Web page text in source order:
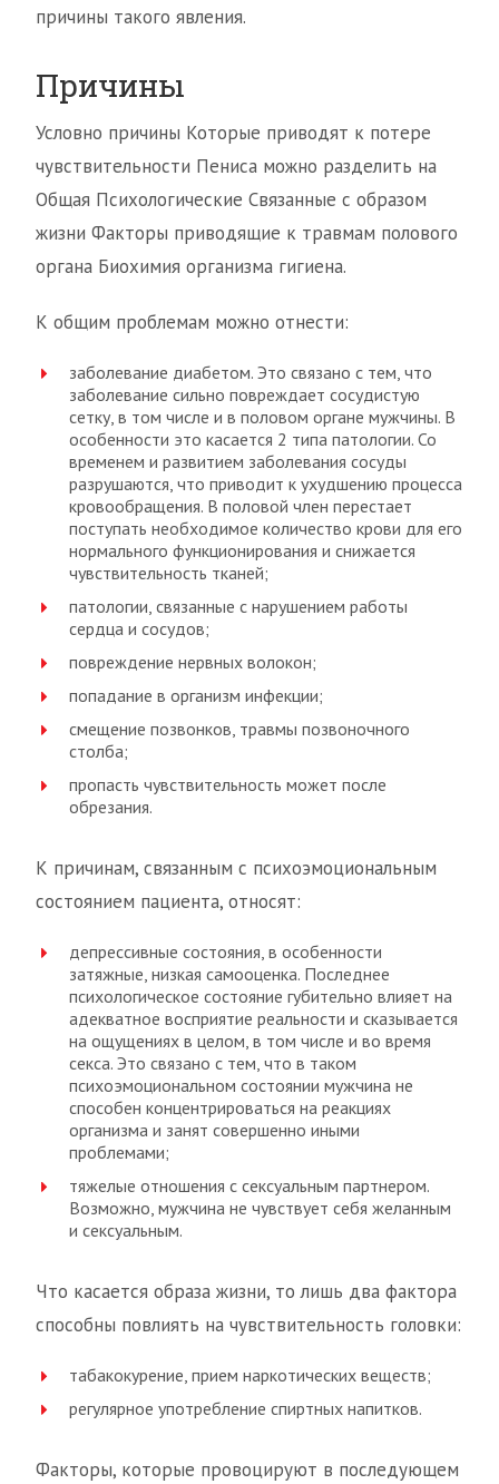
причины такого явления.
Причины
Условно причины Которые приводят к потере
чувствительности Пениса можно разделить на
Общая Психологические Связанные с образом
жизни Факторы приводящие к травмам полового
органа Биохимия организма гигиена.
К общим проблемам можно отнести:
заболевание диабетом. Это связано с тем, что
заболевание сильно повреждает сосудистую
сетку, в том числе и в половом органе мужчины. В
особенности это касается 2 типа патологии. Со
временем и развитием заболевания сосуды
разрушаются, что приводит к ухудшению процесса
кровообращения. В половой член перестает
поступать необходимое количество крови для его
нормального функционирования и снижается
чувствительность тканей;
патологии, связанные с нарушением работы
сердца и сосудов;
повреждение нервных волокон;
попадание в организм инфекции;
смещение позвонков, травмы позвоночного
столба;
пропасть чувствительность может после
обрезания.
К причинам, связанным с психоэмоциональным
состоянием пациента, относят:
депрессивные состояния, в особенности
затяжные, низкая самооценка. Последнее
психологическое состояние губительно влияет на
адекватное восприятие реальности и сказывается
на ощущениях в целом, в том числе и во время
секса. Это связано с тем, что в таком
психоэмоциональном состоянии мужчина не
способен концентрироваться на реакциях
организма и занят совершенно иными
проблемами;
тяжелые отношения с сексуальным партнером.
Возможно, мужчина не чувствует себя желанным
и сексуальным.
Что касается образа жизни, то лишь два фактора
способны повлиять на чувствительность головки:
табакокурение, прием наркотических веществ;
регулярное употребление спиртных напитков.
Факторы, которые провоцируют в последующем